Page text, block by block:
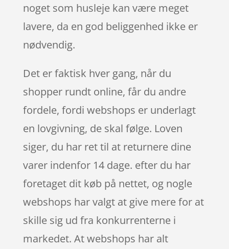
noget som husleje kan være meget
lavere, da en god beliggenhed ikke er
nødvendig.
Det er faktisk hver gang, når du
shopper rundt online, får du andre
fordele, fordi webshops er underlagt
en lovgivning, de skal følge. Loven
siger, du har ret til at returnere dine
varer indenfor 14 dage. efter du har
foretaget dit køb på nettet, og nogle
webshops har valgt at give mere for at
skille sig ud fra konkurrenterne i
markedet. At webshops har alt